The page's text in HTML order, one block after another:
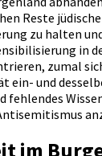
Reste
zu halten
in
zumal
ein- und
fehlendes
im